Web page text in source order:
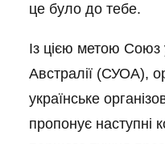
це було до тебе.
Із цією метою Союз
Австралії (СУОА),
українське
пропонує наступні